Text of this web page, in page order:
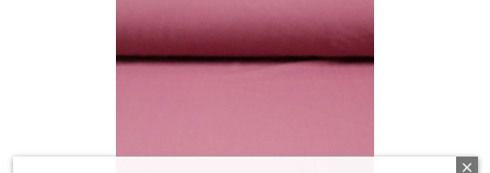
Tiene muy buena caída la tela ,el color bien y tiene calidad.